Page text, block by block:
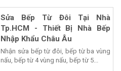
Sửa Bếp Từ Đôi Tại Nhà
Tp.HCM - Thiết Bị Nhà Bếp
Nhập Khẩu Châu Âu
Nhận sửa bếp từ đôi, bếp từ ba vùng
nấu, bếp từ 4 vùng nấu, bếp từ 5...